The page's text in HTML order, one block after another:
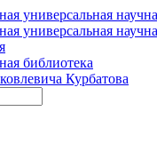
библиотека
Курбатова